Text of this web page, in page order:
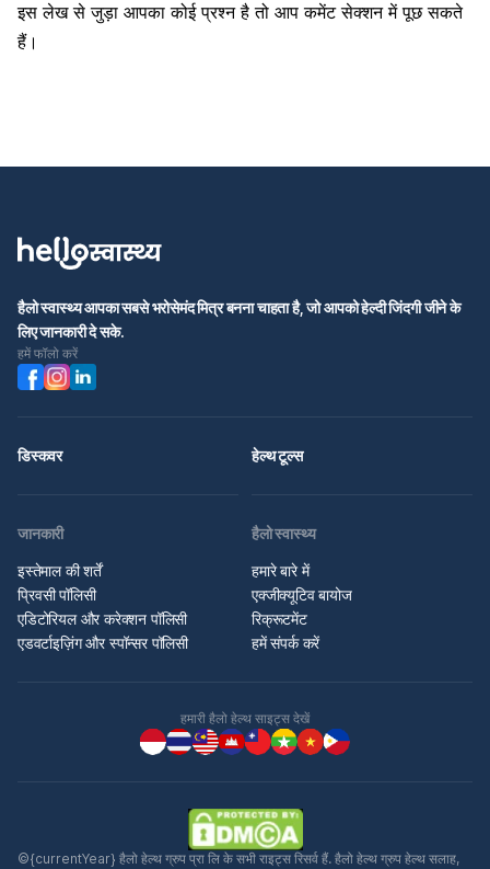
इस लेख से जुड़ा आपका कोई प्रश्न है तो आप कमेंट सेक्शन में पूछ सकते
हैं।
हैलो स्वास्थ्य आपका सबसे भरोसेमंद मित्र बनना चाहता है, जो आपको हेल्दी जिंदगी जीने के
लिए जानकारी दे सके.
हमें फॉलो करें
डिस्कवर हेल्थ टूल्स
जानकारी
इस्तेमाल की शर्तें
प्रिवसी पॉलिसी
एडिटोरियल और करेक्शन पॉलिसी
एडवर्टाइज़िंग और स्पॉन्सर पॉलिसी
हैलो स्वास्थ्य
हमारे बारे में
एक्जीक्यूटिव बायोज
रिक्रूटमेंट
हमें संपर्क करें
हमारी हैलो हेल्थ साइट्स देखें
©{currentYear} हैलो हेल्थ ग्रुप प्रा लि के सभी राइट्स रिसर्व हैं. हैलो हेल्थ ग्रुप हेल्थ सलाह,